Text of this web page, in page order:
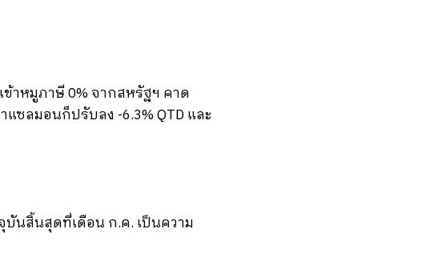
าหมูภาษี 0% จากสหรัฐฯ คาด
ซลมอนก็ปรับลง -6.3% QTD และ
บันสิ้นสุดที่เดือน ก.ค. เป็นความ